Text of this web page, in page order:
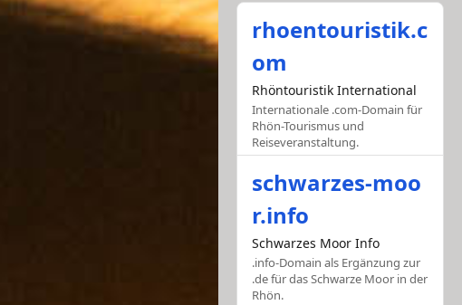
rhoentouristik.c
om
Rhöntouristik International
Internationale .com-Domain für
Rhön-Tourismus und
Reiseveranstaltung.
schwarzes-moo
r.info
Schwarzes Moor Info
.info-Domain als Ergänzung zur
.de für das Schwarze Moor in der
Rhön.